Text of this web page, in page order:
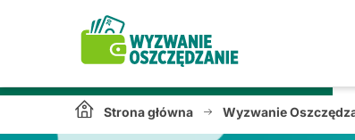
Strona główna Wyzwanie